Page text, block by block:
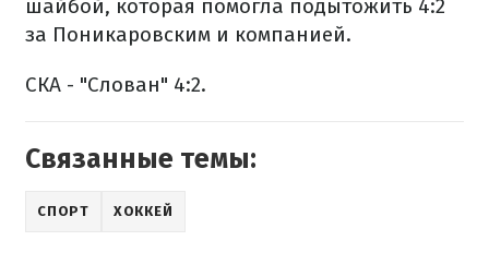
шайбой, которая помогла подытожить 4:2
за Поникаровским и компанией.
СКА - "Слован" 4:2.
Связанные темы:
СПОРТ ХОККЕЙ